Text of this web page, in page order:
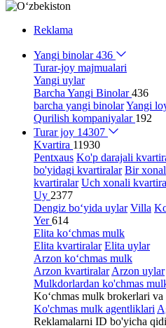
Reklama
Yangi binolar436
Turar-joy majmualari
Yangi uylar
Barcha Yangi Binolar436
barcha yangi binolarYangi
Qurilish kompaniyalar 192
Turar joy 14307
Kvartira 11930
Pentxaus Ko'p darajali
bo'yidagi kvartiralar Bir
kvartiralar Uch xonali
Uy 2377
Dengiz bo‘yida uylar Villa
Yer614
Elita ko‘chmas mulk
Elita kvartiralar Elita uylar
Arzon ko‘chmas mulk
Arzon kvartiralar Arzon uylar
Mulkdorlardan ko'chmas
Ko‘chmas mulk brokerlari va
Ko'chmas mulk agentliklari
Reklamalarni ID bo'yicha